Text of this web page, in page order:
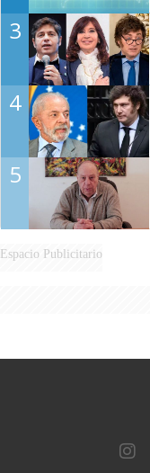
3
4
5
Espacio Publicitario